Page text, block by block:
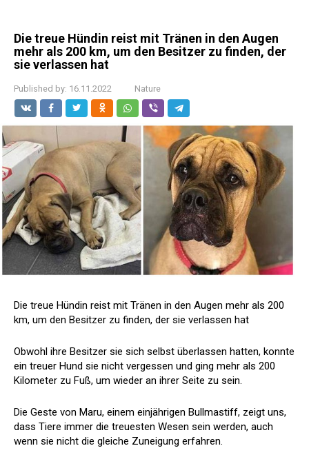
Die treue Hündin reist mit Tränen in den Augen
mehr als 200 km, um den Besitzer zu finden, der
sie verlassen hat
Published by: 16.11.2022 Nature
Die treue Hündin reist mit Tränen in den Augen mehr als 200
km, um den Besitzer zu finden, der sie verlassen hat
Obwohl ihre Besitzer sie sich selbst überlassen hatten, konnte
ein treuer Hund sie nicht vergessen und ging mehr als 200
Kilometer zu Fuß, um wieder an ihrer Seite zu sein.
Die Geste von Maru, einem einjährigen Bullmastiff, zeigt uns,
dass Tiere immer die treuesten Wesen sein werden, auch
wenn sie nicht die gleiche Zuneigung erfahren.